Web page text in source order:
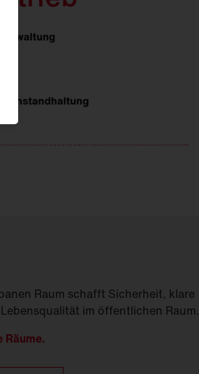
Raum schafft Sicherheit, klare
im öffentlichen Raum.
Räume.